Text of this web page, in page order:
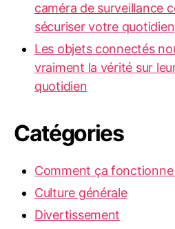
caméra de surveillance
sécuriser votre quotidien
Les objets connectés
vraiment la vérité sur
quotidien
Catégories
Comment ça fonctionne
Culture générale
Divertissement